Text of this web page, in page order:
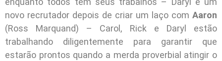
novo recrutador depois de criar um laço com Aaron
(Ross Marquand) – Carol, Rick e Daryl estão
trabalhando diligentemente para garantir que
estarão prontos quando a merda proverbial atingir o